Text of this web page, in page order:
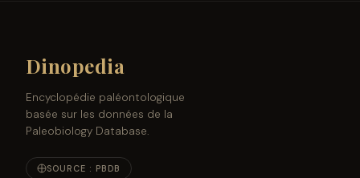
Dinopedia
Encyclopédie paléontologique
basée sur les données de la
Paleobiology Database.
SOURCE : PBDB